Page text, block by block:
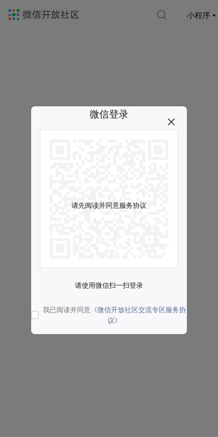
小程序
微信登录
请先阅读并同意服务协议
请使用微信扫一扫登录
我已阅读并同意 《微信开放社区交流专区服务协
议》